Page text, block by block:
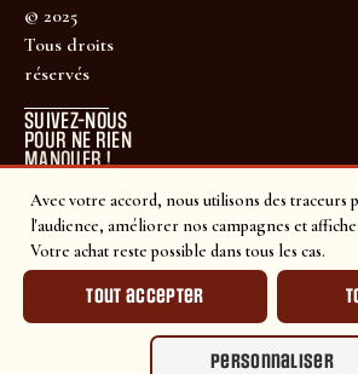
Avec votre accord, nous utilisons des traceurs
l'audience, améliorer nos campagnes et
Votre achat reste possible dans tous les cas.
Tout accepter
Personnaliser
© 2025
Tous droits
réservés
SUIVEZ-NOUS
POUR NE RIEN
MANQUER !